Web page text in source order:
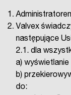
Valvex
następujące
2.1. dla
a)
b)
do: